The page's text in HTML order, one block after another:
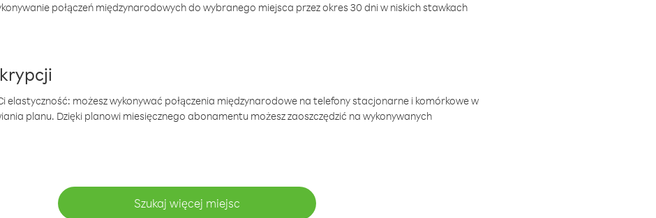
połączeń międzynarodowych do wybranego miejsca przez okres 30 dni w niskich stawkach
elastyczność: możesz wykonywać połączenia międzynarodowe na telefony stacjonarne i komórkowe w
planu. Dzięki planowi miesięcznego abonamentu możesz zaoszczędzić na wykonywanych
Szukaj więcej miejsc